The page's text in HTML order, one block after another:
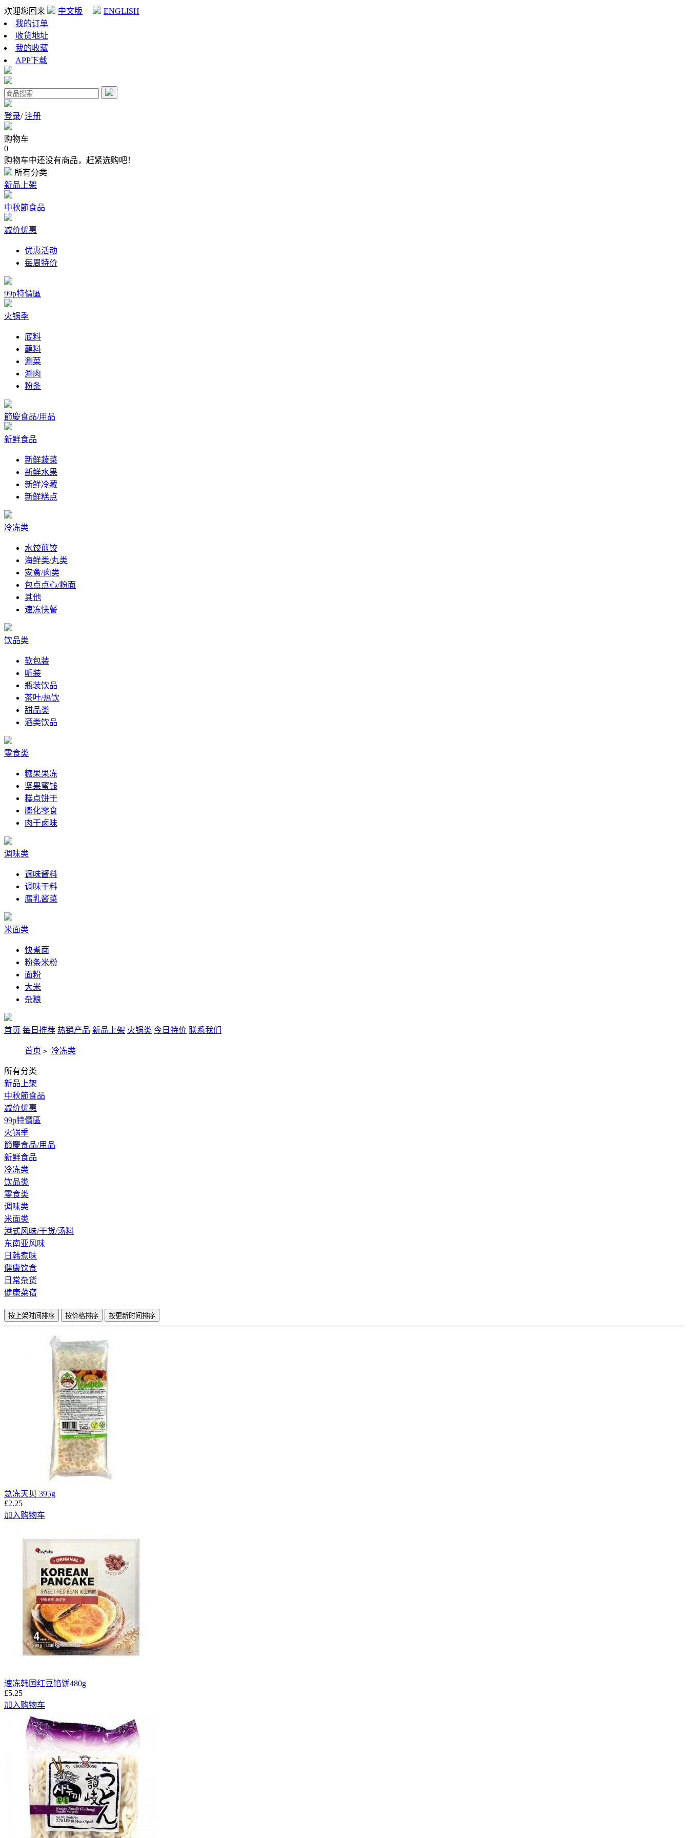
欢迎您回来 中文版
ENGLISH
我的订单
收货地址
我的收藏
APP下载
登录/注册
购物车
0
购物车中还没有商品，赶紧选购吧！
所有分类
新品上架
中秋節食品
减价优惠
优惠活动
每周特价
99p特價區
火锅季
底料
蘸料
涮菜
涮肉
粉条
節慶食品/用品
新鲜食品
新鲜蔬菜
新鲜水果
新鲜冷藏
新鲜糕点
冷冻类
水饺煎饺
海鲜类/丸类
家禽/肉类
包点点心/粉面
其他
速冻快餐
饮品类
软包装
听装
瓶装饮品
茶叶/热饮
甜品类
酒类饮品
零食类
糖果果冻
坚果蜜饯
糕点饼干
膨化零食
肉干卤味
调味类
调味酱料
调味干料
腐乳酱菜
米面类
快煮面
粉条米粉
面粉
大米
杂粮
首页 每日推荐 热销产品 新品上架 火锅类 今日特价 联系我们
首页 > 冷冻类
所有分类
新品上架
中秋節食品
减价优惠
99p特價區
火锅季
節慶食品/用品
新鲜食品
冷冻类
饮品类
零食类
调味类
米面类
港式风味/干货/汤料
东南亚风味
日韩煮味
健康饮食
日常杂货
健康菜谱
按上架时间排序 按价格排序 按更新时间排序
急冻天贝 395g
£2.25
加入购物车
速冻韩国红豆馅饼480g
£5.25
加入购物车